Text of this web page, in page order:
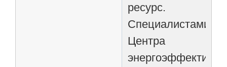
ресурс.
Специалистами
Центра